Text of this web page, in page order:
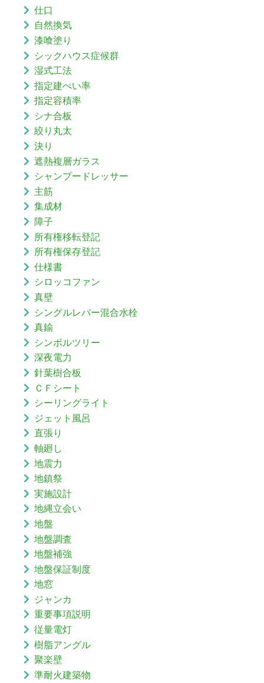
仕口
自然換気
漆喰塗り
シックハウス症候群
湿式工法
指定建ぺい率
指定容積率
シナ合板
絞り丸太
決り
遮熱複層ガラス
シャンプードレッサー
主筋
集成材
障子
所有権移転登記
所有権保存登記
仕様書
シロッコファン
真壁
シングルレバー混合水栓
真鍮
シンボルツリー
深夜電力
針葉樹合板
ＣＦシート
シーリングライト
ジェット風呂
直張り
軸廻し
地震力
地鎮祭
実施設計
地縄立会い
地盤
地盤調査
地盤補強
地盤保証制度
地窓
ジャンカ
重要事項説明
従量電灯
樹脂アングル
聚楽壁
準耐火建築物